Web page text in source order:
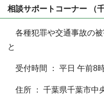
相談サポートコーナー （
各種犯罪や交通事故の被
と
受付時間 ： 平日 午前8
住所 ： 千葉県千葉市中